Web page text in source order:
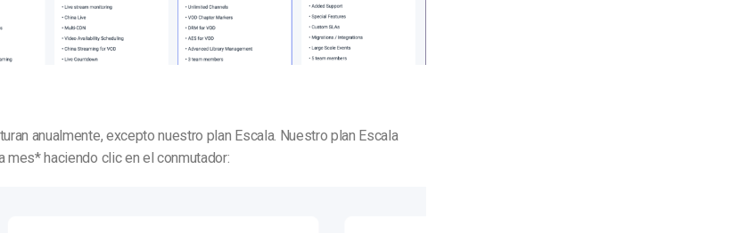
anualmente, excepto nuestro plan Escala. Nuestro plan Escala
mes* haciendo clic en el conmutador: